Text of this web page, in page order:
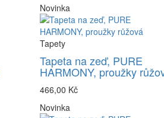
Novinka
Tapety
Tapeta na zeď, PURE
HARMONY, proužky
466,00 Kč
Novinka